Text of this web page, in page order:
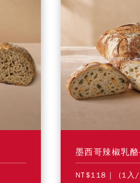
墨西哥辣椒乳
NT$118 | (1入/